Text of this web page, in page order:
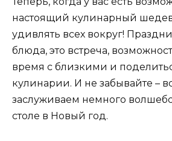
настоящий кулинарный
удивлять всех вокруг!
блюда, это встреча,
время с близкими и
кулинарии. И не забывайте –
заслуживаем немного
столе в Новый год.